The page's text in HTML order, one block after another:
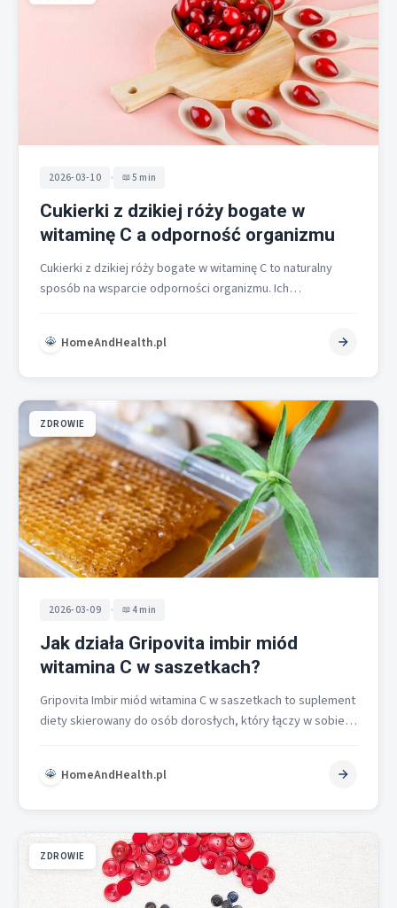
2026-03-10 • 5 min
Cukierki z dzikiej róży bogate w
witaminę C a odporność organizmu
Cukierki z dzikiej róży bogate w witaminę C to naturalny
sposób na wsparcie odporności organizmu. Ich
HomeAndHealth.pl
ZDROWIE
2026-03-09 • 4 min
Jak działa Gripovita imbir miód
witamina C w saszetkach?
Gripovita Imbir miód witamina C w saszetkach to suplement
diety skierowany do osób dorosłych, który łączy w sobie
HomeAndHealth.pl
ZDROWIE